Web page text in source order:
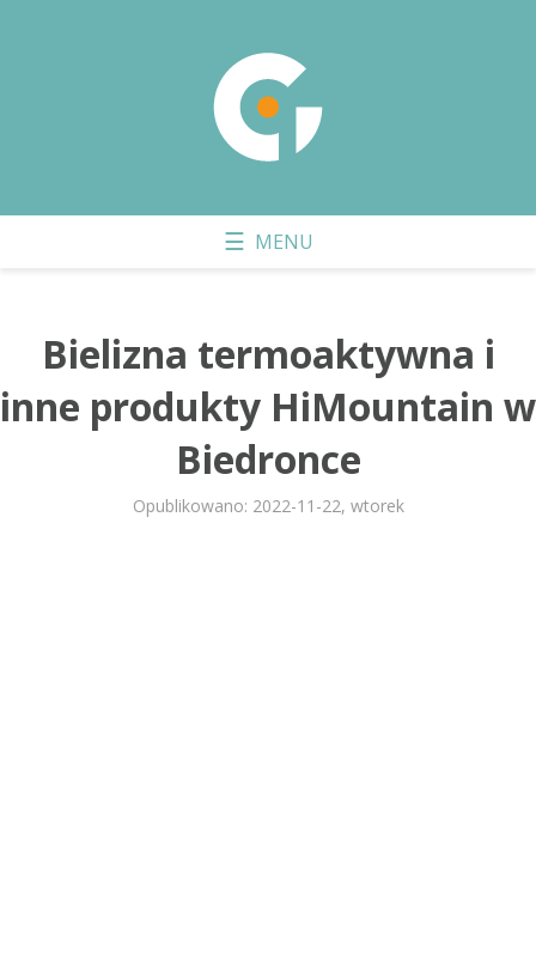
Bielizna termoaktywna i
inne produkty HiMountain w
Biedronce
Opublikowano: 2022-11-22, wtorek